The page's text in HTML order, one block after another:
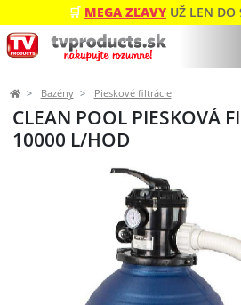
🛒 MEGA ZĽAVY UŽ LEN DO
Bazény Pieskové filtrácie
CLEAN POOL PIESKOVÁ
10000 L/HOD